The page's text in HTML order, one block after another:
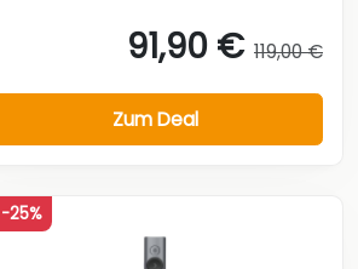
91,90 € 119,00 €
Zum Deal
-25%